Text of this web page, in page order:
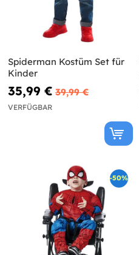
Spiderman Kostüm Set für
Kinder
35,99 € 39,99 €
VERFÜGBAR
-50%